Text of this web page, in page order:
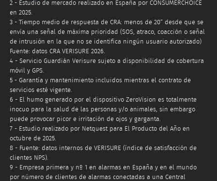
2 - Estudio de mercado realizado en España por CONSUMERCHOICE
en 2025.
3 - Tiempo medio de respuesta de CRA: menos de 20” desde que se
envía una señal de máxima prioridad (SOS, atraco, coacción o señal
de intrusión en la que no se identifica ningún usuario autorizado)
Fuente: datos CRA VERISURE 2026.
4 - Servicio Guardián Verisure sujeto a disponibilidad de cobertura
móvil y GPS.
5 - Garantía y mantenimiento incluidos mientras el contrato de
servicios esté vigente.
6 - El humo generado por el dispositivo ZeroVision es totalmente
inocuo para la salud de las personas y/o animales, sin embargo
puede provocar picor e irritación de ojos y garganta.
7 - Estudio realizado por Netquest para El Producto del Año en
octubre de 2025.
8 - Fuente: datos internos de VERISURE (índice de satisfacción de
clientes NPS).
9 - Empresa primera y nº 1 en alarmas en España y en el mundo
por número de clientes de alarmas conectadas a una Central